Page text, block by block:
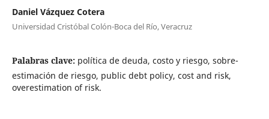
Daniel Vázquez Cotera
Universidad Cristóbal Colón-Boca del Río, Veracruz
Palabras clave: política de deuda, costo y riesgo, sobre-
estimación de riesgo, public debt policy, cost and risk,
overestimation of risk.